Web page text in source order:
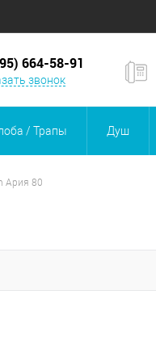
664-58-91
звонок
/ Трапы Душ
Ария 80